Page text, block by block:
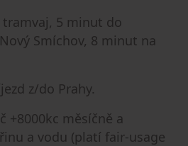
5 minut do
Smíchov, 8 minut na
z/do Prahy.
+8000kc měsíčně a
a vodu (platí fair-usage